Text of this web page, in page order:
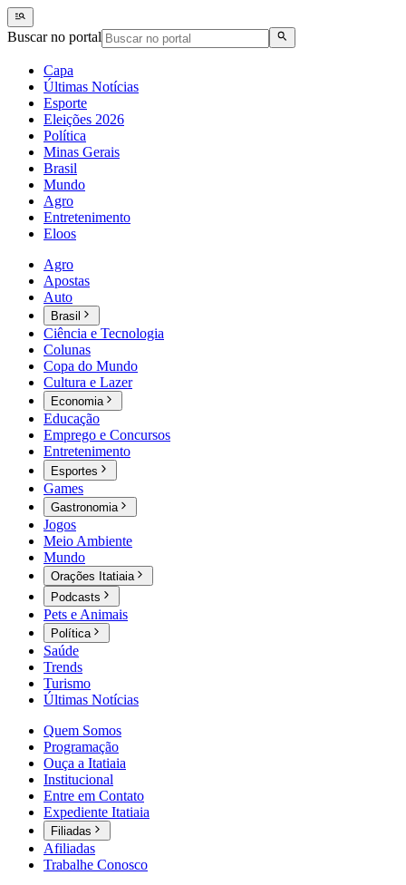
Buscar no portal
Capa
Últimas Notícias
Esporte
Eleições 2026
Política
Minas Gerais
Brasil
Mundo
Agro
Entretenimento
Eloos
Agro
Apostas
Auto
Brasil
Ciência e Tecnologia
Colunas
Copa do Mundo
Cultura e Lazer
Economia
Educação
Emprego e Concursos
Entretenimento
Esportes
Games
Gastronomia
Jogos
Meio Ambiente
Mundo
Orações Itatiaia
Podcasts
Pets e Animais
Política
Saúde
Trends
Turismo
Últimas Notícias
Quem Somos
Programação
Ouça a Itatiaia
Institucional
Entre em Contato
Expediente Itatiaia
Filiadas
Afiliadas
Trabalhe Conosco